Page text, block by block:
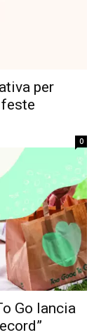
per
0
Go lancia